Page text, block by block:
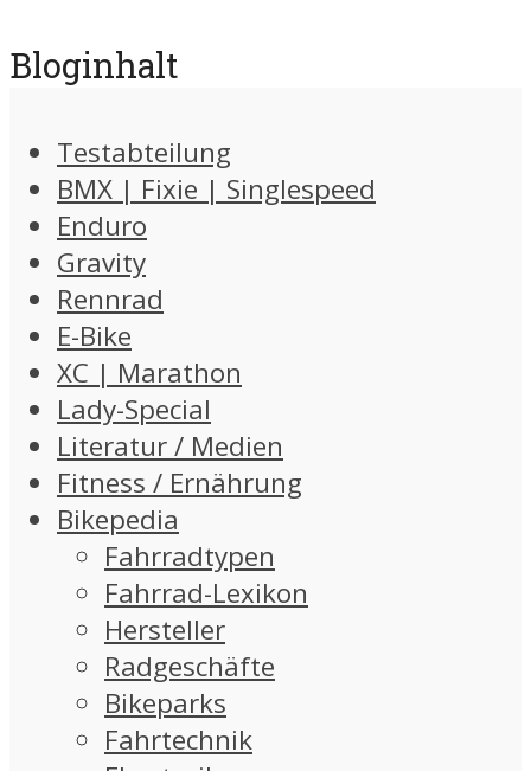
Bloginhalt
Testabteilung
BMX | Fixie | Singlespeed
Enduro
Gravity
Rennrad
E-Bike
XC | Marathon
Lady-Special
Literatur / Medien
Fitness / Ernährung
Bikepedia
Fahrradtypen
Fahrrad-Lexikon
Hersteller
Radgeschäfte
Bikeparks
Fahrtechnik